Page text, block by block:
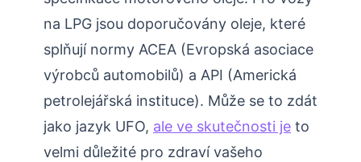
na LPG jsou doporučovány oleje, které
splňují normy ACEA (Evropská asociace
výrobců automobilů) a API (Americká
petrolejářská instituce). Může se to zdát
jako jazyk UFO, ale ve skutečnosti je to
velmi důležité pro zdraví vašeho